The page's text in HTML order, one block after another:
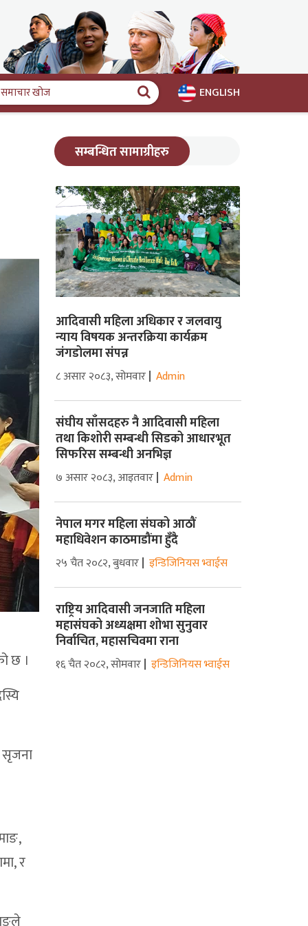
ENGLISH
समाचार
खोज
छ ।
सृजना
र
सम्बन्धित सामाग्रीहरु
आदिवासी महिला अधिकार र जलवायु
न्याय विषयक अन्तरक्रिया कार्यक्रम
जंगडोलमा संपन्न
८ असार २०८३, सोमवार Admin
संघीय साँसदहरु नै आदिवासी महिला
तथा किशोरी सम्बन्धी सिडको आधारभूत
सिफरिस सम्बन्धी अनभिज्ञ
७ असार २०८३, आइतवार Admin
नेपाल मगर महिला संघको आठौं
महाधिवेशन काठमाडौंमा हुँदै
२५ चैत २०८२, बुधवार इन्डिजिनियस भ्वाईस
राष्ट्रिय आदिवासी जनजाति महिला
महासंघको अध्यक्षमा शोभा सुनुवार
निर्वाचित, महासचिवमा राना
१६ चैत २०८२, सोमवार इन्डिजिनियस भ्वाईस